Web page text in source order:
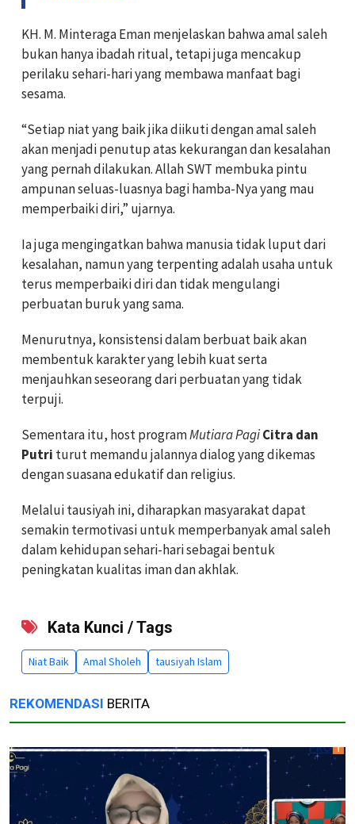
KH. M. Minteraga Eman menjelaskan bahwa amal saleh
bukan hanya ibadah ritual, tetapi juga mencakup
perilaku sehari-hari yang membawa manfaat bagi
sesama.
“Setiap niat yang baik jika diikuti dengan amal saleh
akan menjadi penutup atas kekurangan dan kesalahan
yang pernah dilakukan. Allah SWT membuka pintu
ampunan seluas-luasnya bagi hamba-Nya yang mau
memperbaiki diri,” ujarnya.
Ia juga mengingatkan bahwa manusia tidak luput dari
kesalahan, namun yang terpenting adalah usaha untuk
terus memperbaiki diri dan tidak mengulangi
perbuatan buruk yang sama.
Menurutnya, konsistensi dalam berbuat baik akan
membentuk karakter yang lebih kuat serta
menjauhkan seseorang dari perbuatan yang tidak
terpuji.
Sementara itu, host programMutiara PagiCitra dan
Putri turut memandu jalannya dialog yang dikemas
dengan suasana edukatif dan religius.
Melalui tausiyah ini, diharapkan masyarakat dapat
semakin termotivasi untuk memperbanyak amal saleh
dalam kehidupan sehari-hari sebagai bentuk
peningkatan kualitas iman dan akhlak.
Kata Kunci / Tags
Niat Baik Amal Sholeh tausiyah Islam
REKOMENDASI BERITA